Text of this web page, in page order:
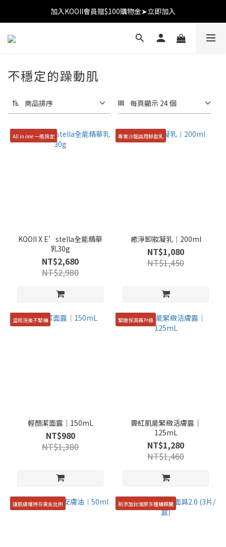
加入KOOII會員贈$100購物金➤立即加入
加入KOOII會員贈$100購物金➤立即加入
全館$3,000免運
不穩定的躁動肌
商品排序 每頁顯示 24 個
All in one 一瓶搞定
KOOII X E’stella全能精華
乳30g
NT$2,680
NT$2,980
專業沙龍店用卸妝乳
癒淨卸妝凝乳｜200ml
NT$1,080
NT$1,450
溫和洗後不緊繃
輕顏潔面露｜150mL
NT$980
NT$1,380
緊緻保濕再升級
霽紅肌能緊緻活膚露｜
125mL
NT$1,280
NT$1,460
讓肌膚維持在黃金比例 新添加台灣原生種蝴蝶蘭